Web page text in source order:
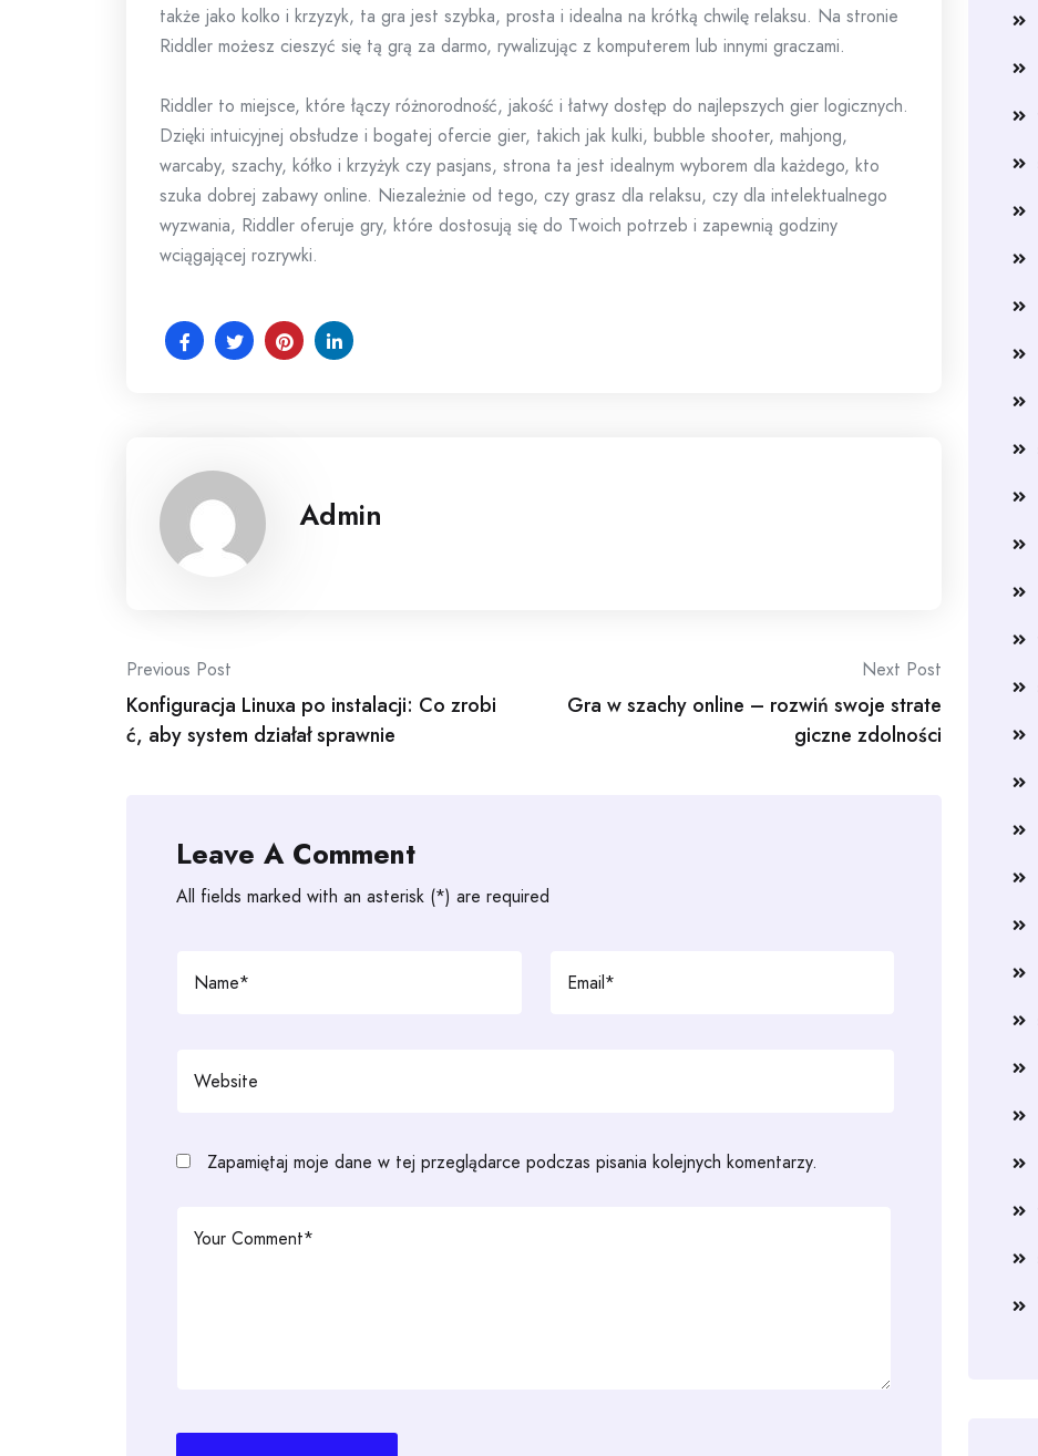
także jako kolko i krzyzyk, ta gra jest szybka, prosta i idealna na krótką chwilę relaksu. Na stronie
Riddler możesz cieszyć się tą grą za darmo, rywalizując z komputerem lub innymi graczami.
Riddler to miejsce, które łączy różnorodność, jakość i łatwy dostęp do najlepszych gier logicznych.
Dzięki intuicyjnej obsłudze i bogatej ofercie gier, takich jak kulki, bubble shooter, mahjong,
warcaby, szachy, kółko i krzyżyk czy pasjans, strona ta jest idealnym wyborem dla każdego, kto
szuka dobrej zabawy online. Niezależnie od tego, czy grasz dla relaksu, czy dla intelektualnego
wyzwania, Riddler oferuje gry, które dostosują się do Twoich potrzeb i zapewnią godziny
wciągającej rozrywki.
Admin
Post
navigation
Previous Post
Konfiguracja Linuxa po instalacji: Co zrobi
ć, aby system działał sprawnie
Next Post
Gra w szachy online – rozwiń swoje strate
giczne zdolności
Leave A Comment
All fields marked with an asterisk (*) are required
Zapamiętaj moje dane w tej przeglądarce podczas pisania kolejnych komentarzy.